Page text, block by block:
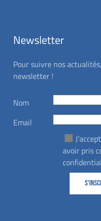
Newsletter
Pour suivre nos
newsletter !
Nom
Email
avoir pris